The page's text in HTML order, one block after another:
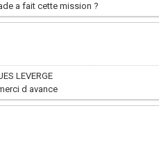
a fait cette mission ?
LEVERGE
d avance